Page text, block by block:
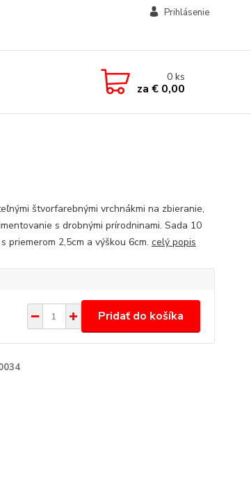
Prihlásenie
0ks
za € 0,00
štvorfarebnými vrchnákmi na zbieranie,
s drobnými prírodninami. Sada 10
priemerom 2,5cm a výškou 6cm. celý popis
Pridať do košíka